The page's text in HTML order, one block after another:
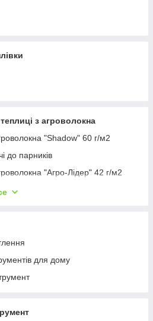
з агроволокна
"Shadow" 60 г/м2
до парників
"Агро-Лідер" 42 г/м2
"Гігант" Висота 120 см ширина
для дому